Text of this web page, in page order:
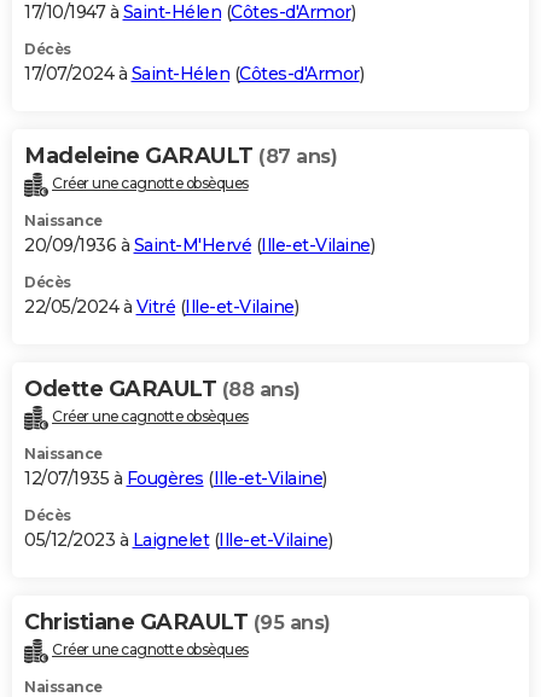
17/10/1947 à Saint-Hélen (Côtes-d'Armor)
Décès
17/07/2024 à Saint-Hélen (Côtes-d'Armor)
Madeleine GARAULT (87 ans)
Créer une cagnotte obsèques
Naissance
20/09/1936 à Saint-M'Hervé (Ille-et-Vilaine)
Décès
22/05/2024 à Vitré (Ille-et-Vilaine)
Odette GARAULT (88 ans)
Créer une cagnotte obsèques
Naissance
12/07/1935 à Fougères (Ille-et-Vilaine)
Décès
05/12/2023 à Laignelet(Ille-et-Vilaine)
Christiane GARAULT (95 ans)
Créer une cagnotte obsèques
Naissance